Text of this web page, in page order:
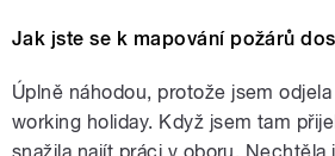
Jak jste se k mapování požárů
Úplně náhodou, protože jsem
working holiday. Když jsem tam